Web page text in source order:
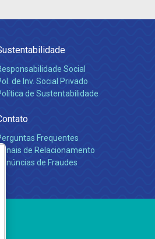
Social
de Inv. Social Privado
de Sustentabilidade
Frequentes
Canais de Relacionamento
Denúncias de Fraudes